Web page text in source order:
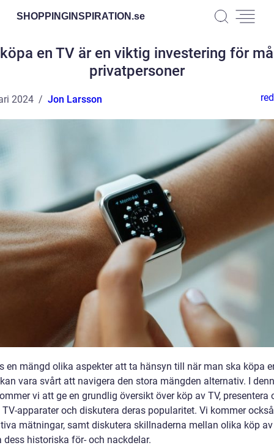
SHOPPINGINSPIRATION.se
en TV är en viktig investering för
privatpersoner
2024 Jon Larsson
en mängd olika aspekter att ta hänsyn till när man ska köpa
vara svårt att navigera den stora mängden alternativ. I
vi att ge en grundlig översikt över köp av TV, presentera
TV-apparater och diskutera deras popularitet. Vi kommer
mätningar, samt diskutera skillnaderna mellan olika köp
dess historiska för- och nackdelar.